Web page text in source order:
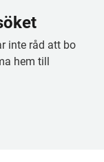
inte råd att bo
hem till